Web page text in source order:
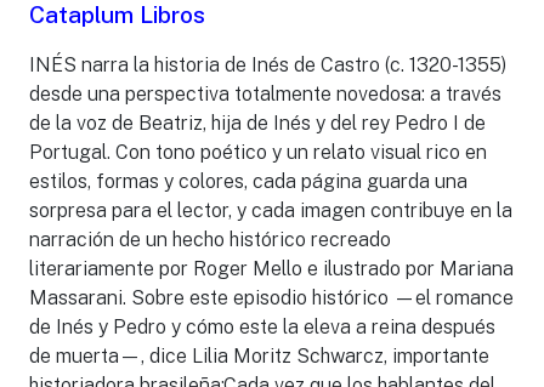
Cataplum Libros
INÉS narra la historia de Inés de Castro (c. 1320-1355)
desde una perspectiva totalmente novedosa: a través
de la voz de Beatriz, hija de Inés y del rey Pedro I de
Portugal. Con tono poético y un relato visual rico en
estilos, formas y colores, cada página guarda una
sorpresa para el lector, y cada imagen contribuye en la
narración de un hecho histórico recreado
literariamente por Roger Mello e ilustrado por Mariana
Massarani. Sobre este episodio histórico —el romance
de Inés y Pedro y cómo este la eleva a reina después
de muerta—, dice Lilia Moritz Schwarcz, importante